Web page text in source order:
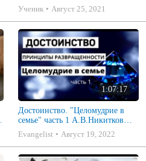
Ученик
Август 25, 2021
1:07:17
Достоинство. "Целомудрие в
семье" часть 1 А.В.Никитков
Беседа для семейных МСЦ ЕХБ
Evangelist Август 19, 2022